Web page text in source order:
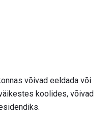
võivad eeldada või
koolides, võivad